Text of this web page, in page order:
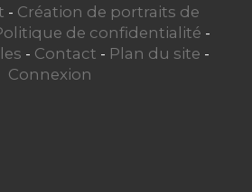
- Création de portraits de
de confidentialité -
- Contact - Plan du site -
Connexion